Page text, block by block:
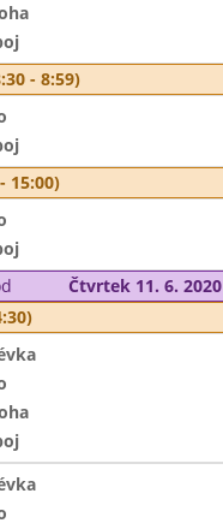
- 8:59)
15:00)
Čtvrtek 11. 6. 2020